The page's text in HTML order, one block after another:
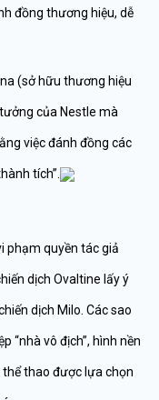
đồng thương hiệu, dễ
(sở hữu thương hiệu
của Nestle mà
việc đánh đồng các
tích”.
phạm quyền tác giả
dịch Ovaltine lấy ý
dịch Milo. Các sao
“nhà vô địch”, hình nền
thao được lựa chọn